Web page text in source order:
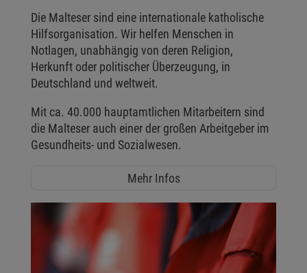
Die Malteser sind eine internationale katholische
Hilfsorganisation. Wir helfen Menschen in
Notlagen, unabhängig von deren Religion,
Herkunft oder politischer Überzeugung, in
Deutschland und weltweit.
Mit ca. 40.000 hauptamtlichen Mitarbeitern sind
die Malteser auch einer der großen Arbeitgeber im
Gesundheits- und Sozialwesen.
Mehr Infos